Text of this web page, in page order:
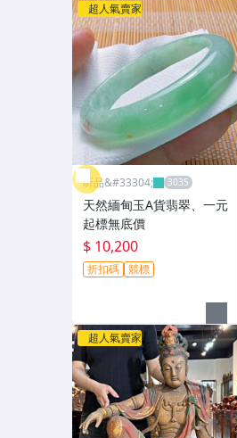
超人氣賣家
昕品&#33304;
天然緬甸玉A貨翡翠、一元
起標無底價
$ 10,200
折扣碼 競標
超人氣賣家